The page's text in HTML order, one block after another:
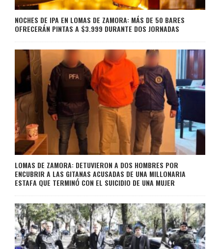
NOCHES DE IPA EN LOMAS DE ZAMORA: MÁS DE 50 BARES
OFRECERÁN PINTAS A $3.999 DURANTE DOS JORNADAS
LOMAS DE ZAMORA: DETUVIERON A DOS HOMBRES POR
ENCUBRIR A LAS GITANAS ACUSADAS DE UNA MILLONARIA
ESTAFA QUE TERMINÓ CON EL SUICIDIO DE UNA MUJER